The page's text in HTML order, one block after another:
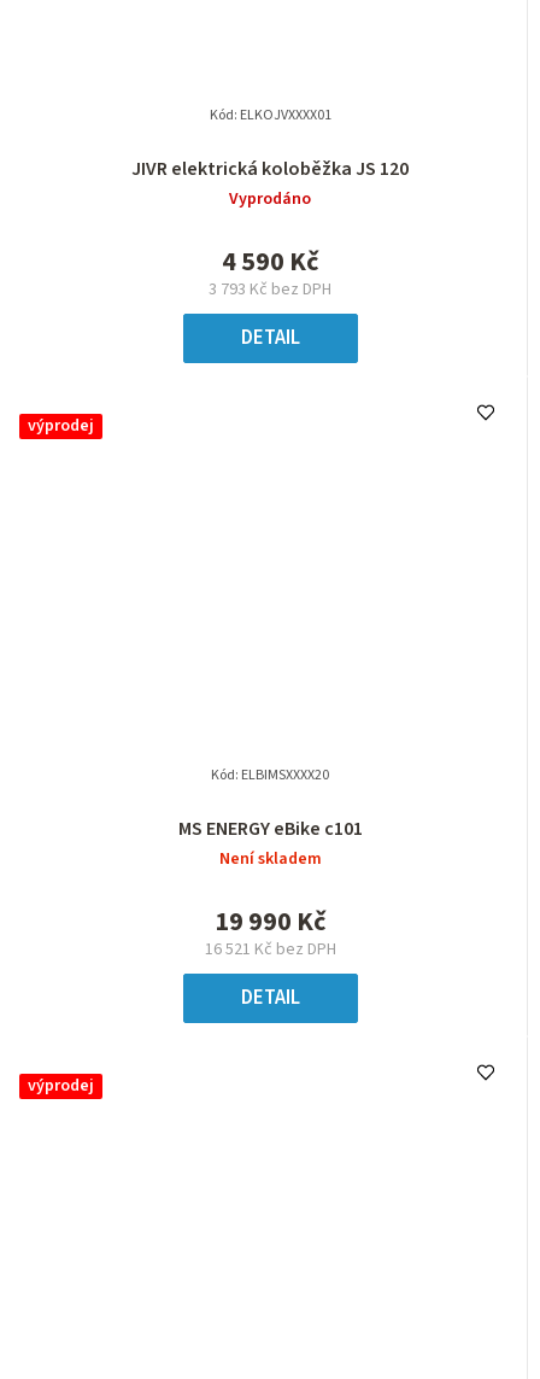
JIVR elektrická koloběžka JS 120
Vyprodáno
3 793 Kč bez DPH
4 590 Kč
DETAIL
Kód: ELKOJVXXXX01
výprodej
MS ENERGY eBike c101
Není skladem
16 521 Kč bez DPH
19 990 Kč
DETAIL
Kód: ELBIMSXXXX20
výprodej